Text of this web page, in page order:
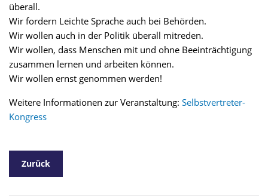
überall.
Wir fordern Leichte Sprache auch bei Behörden.
Wir wollen auch in der Politik überall mitreden.
Wir wollen, dass Menschen mit und ohne Beeinträchtigung
zusammen lernen und arbeiten können.
Wir wollen ernst genommen werden!
Weitere Informationen zur Veranstaltung:Selbstvertreter-
Kongress
Zurück